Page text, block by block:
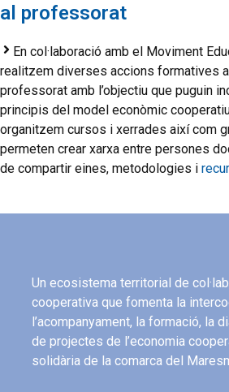
al professorat
En col·laboració amb el Moviment
realitzem diverses accions formatives
professorat amb l’objectiu que puguin
principis del model econòmic cooperatiu
organitzem cursos i xerrades així com
permeten crear xarxa entre persones
de compartir eines, metodologies i
Un ecosistema territorial de
cooperativa que fomenta la
l’acompanyament, la formació, la
de projectes de l’economia
solidària de la comarca del